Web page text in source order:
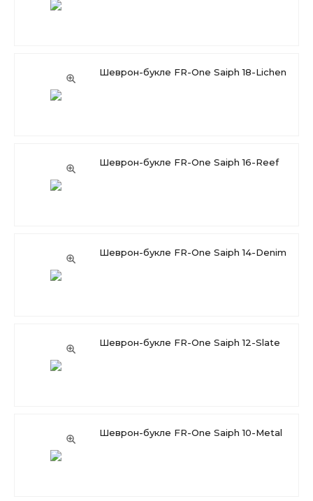
Шеврон-букле FR-One Saiph 18-Lichen
Шеврон-букле FR-One Saiph 16-Reef
Шеврон-букле FR-One Saiph 14-Denim
Шеврон-букле FR-One Saiph 12-Slate
Шеврон-букле FR-One Saiph 10-Metal